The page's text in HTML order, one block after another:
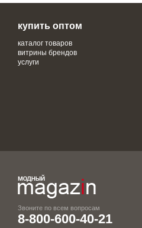
купить оптом
каталог товаров
витрины брендов
услуги
Звоните по всем вопросам
8-800-600-40-21